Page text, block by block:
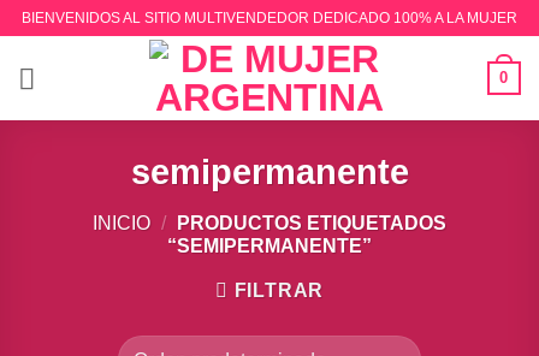
Saltar
contenido
BIENVENIDOS AL SITIO MULTIVENDEDOR DEDICADO 100% A LA MUJER
0
semipermanente
INICIO /
PRODUCTOS ETIQUETADOS
“SEMIPERMANENTE”
FILTRAR